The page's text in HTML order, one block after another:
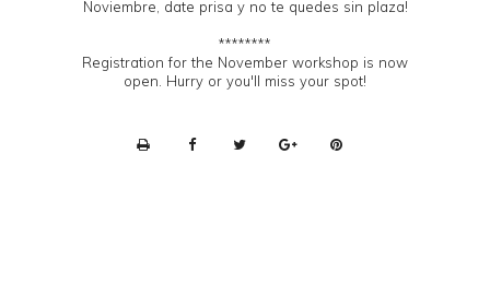
Noviembre, date prisa y no te quedes sin plaza!
********
Registration for the November workshop is now
open. Hurry or you'll miss your spot!